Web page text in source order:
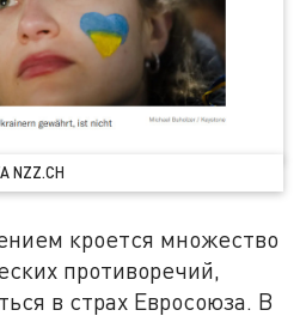
кроется множество
противоречий,
в страх Евросоюза. В